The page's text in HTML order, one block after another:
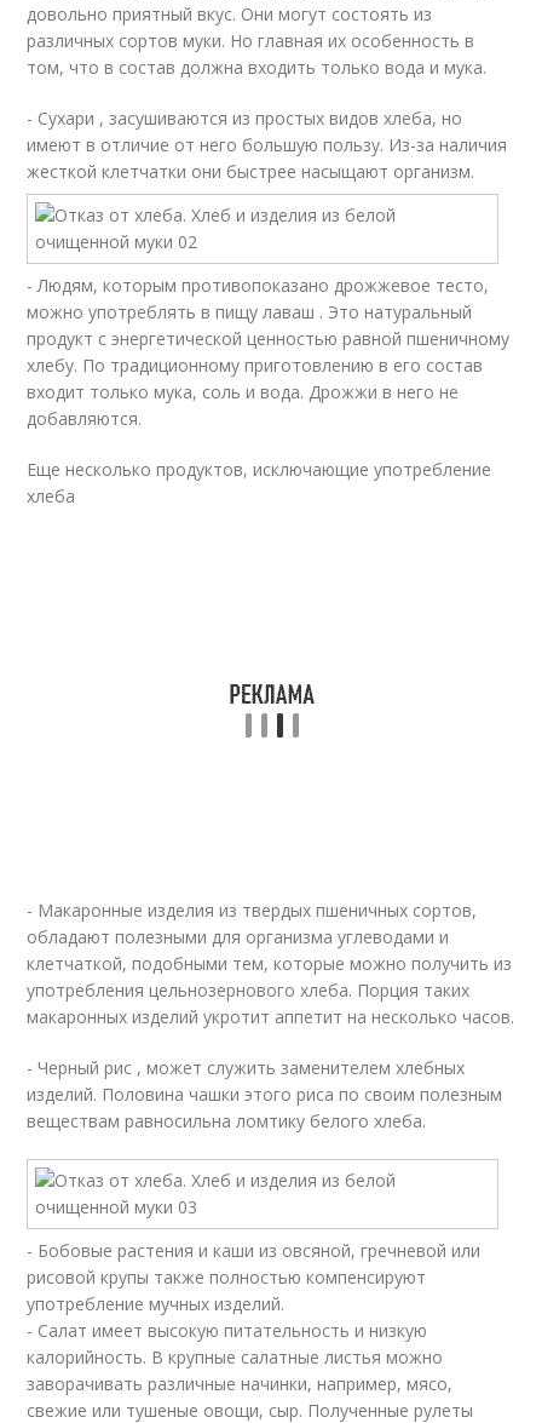
довольно приятный вкус. Они могут состоять из
различных сортов муки. Но главная их особенность в
том, что в состав должна входить только вода и мука.
- Сухари , засушиваются из простых видов хлеба, но
имеют в отличие от него большую пользу. Из-за наличия
жесткой клетчатки они быстрее насыщают организм.
- Людям, которым противопоказано дрожжевое тесто,
можно употреблять в пищу лаваш . Это натуральный
продукт с энергетической ценностью равной пшеничному
хлебу. По традиционному приготовлению в его состав
входит только мука, соль и вода. Дрожжи в него не
добавляются.
Еще несколько продуктов, исключающие употребление
хлеба
- Макаронные изделия из твердых пшеничных сортов,
обладают полезными для организма углеводами и
клетчаткой, подобными тем, которые можно получить из
употребления цельнозернового хлеба. Порция таких
макаронных изделий укротит аппетит на несколько часов.
- Черный рис , может служить заменителем хлебных
изделий. Половина чашки этого риса по своим полезным
веществам равносильна ломтику белого хлеба.
- Бобовые растения и каши из овсяной, гречневой или
рисовой крупы также полностью компенсируют
употребление мучных изделий.
- Салат имеет высокую питательность и низкую
калорийность. В крупные салатные листья можно
заворачивать различные начинки, например, мясо,
свежие или тушеные овощи, сыр. Полученные рулеты